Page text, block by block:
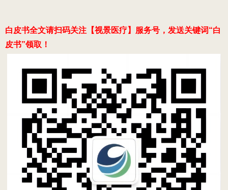
白皮书全文请扫码关注【视景医疗】服务号，发送关键词“白
皮书”领取！